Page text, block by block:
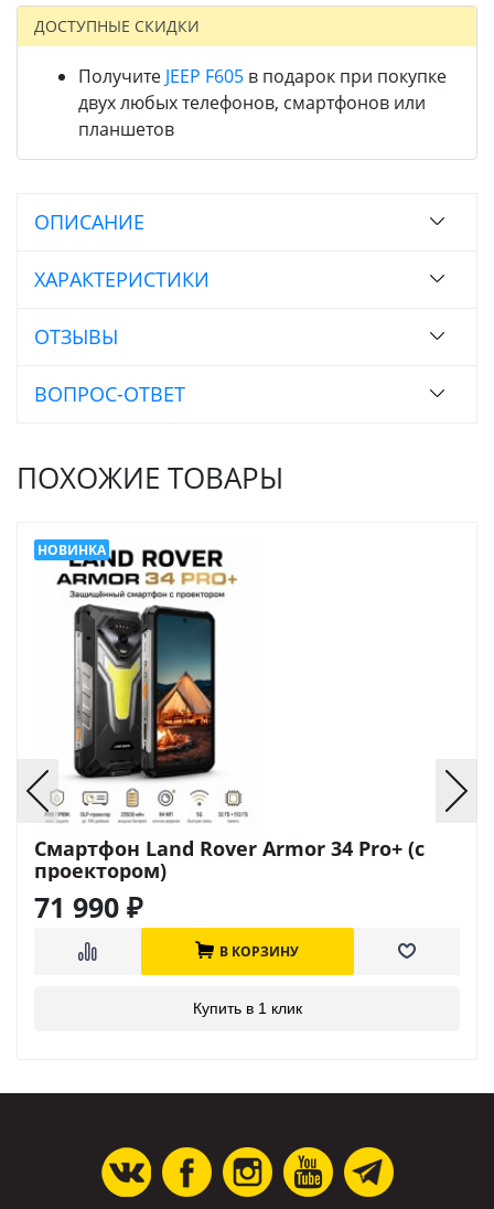
ДОСТУПНЫЕ СКИДКИ
Получите JEEP F605 в подарок при покупке
двух любых телефонов, смартфонов или
планшетов
ОПИСАНИЕ
ХАРАКТЕРИСТИКИ
ОТЗЫВЫ
ВОПРОС-ОТВЕТ
ПОХОЖИЕ ТОВАРЫ
Смартфон Land Rover Armor 34 Pro+ (с
проектором)
71 990 ₽
В КОРЗИНУ
Купить в 1 клик